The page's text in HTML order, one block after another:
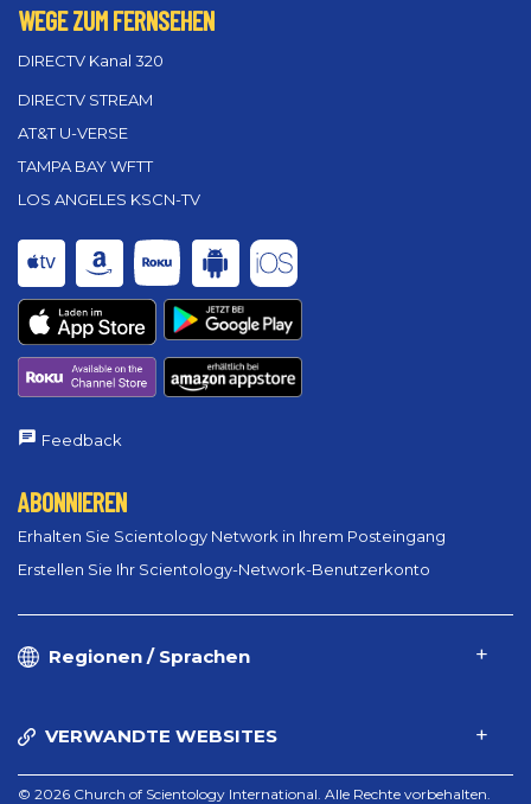
WEGE ZUM FERNSEHEN
DIRECTV Kanal 320
DIRECTV STREAM
AT&T U-VERSE
TAMPA BAY WFTT
LOS ANGELES KSCN-TV
Feedback
ABONNIEREN
Erhalten Sie Scientology Network in Ihrem Posteingang
Erstellen Sie Ihr Scientology-Network-Benutzerkonto
Regionen / Sprachen
VERWANDTE WEBSITES
© 2026 Church of Scientology International. Alle Rechte vorbehalten.